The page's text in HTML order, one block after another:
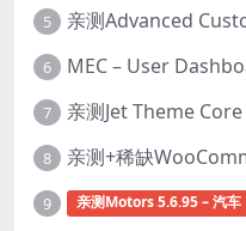
5
6 MEC – User
7
8
9 亲测Motors 5.6.95 – 汽